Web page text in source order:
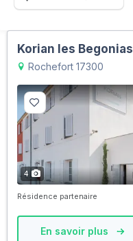
Korian les Begonias
Rochefort 17300
4
Résidence partenaire
En savoir plus